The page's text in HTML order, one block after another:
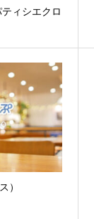
ィシエクロ
）